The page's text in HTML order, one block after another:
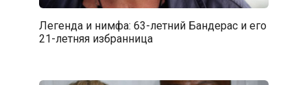
Легенда и нимфа: 63-летний Бандерас и его
21-летняя избранница